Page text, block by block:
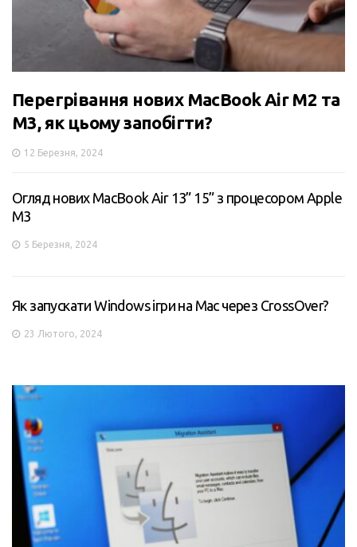
Перегрівання нових MacBook Air M2 та
M3, як цьому запобігти?
12 Березня, 2024
Огляд нових MacBook Air 13” 15” з процесором Apple
M3
5 Березня, 2024
Як запускати Windows ігри на Mac через CrossOver?
23 Лютого, 2024